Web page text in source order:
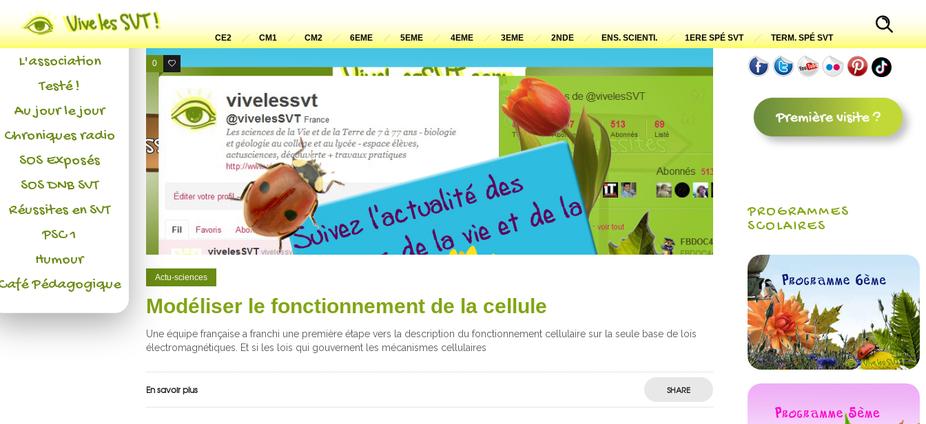
CE2 CM1 CM2 6EME 5EME 4EME 3EME 2NDE ENS. SCIENTI. 1ERE SPÉ SVT TERM. SPÉ SVT
0 0
Actu-sciences
Modéliser le fonctionnement de la cellule
Une équipe française a franchi une première étape vers la description du fonctionnement cellulaire sur la seule base de lois
électromagnétiques. Et si les lois qui gouvernent les mécanismes cellulaires
En savoir plus SHARE
Actualités
L'association
Testé !
Au jour le jour
Chroniques radio
SOS Exposés
SOS DNB SVT
Réussites en SVT
PSC 1
Humour
Pédagogique
PROGRAMMES
SCOLAIRES